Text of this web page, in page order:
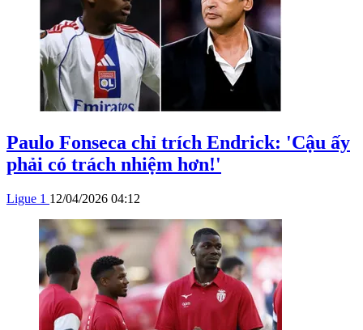
Paulo Fonseca chỉ trích Endrick: 'Cậu ấy
phải có trách nhiệm hơn!'
Ligue 1 12/04/2026 04:12